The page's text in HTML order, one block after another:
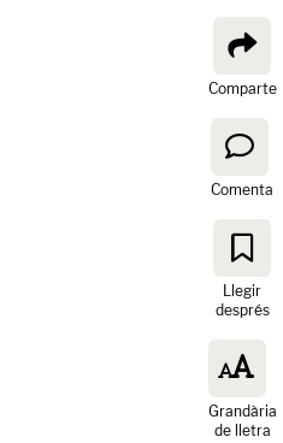
Comparte
Comenta
Llegir
després
Grandària
de lletra